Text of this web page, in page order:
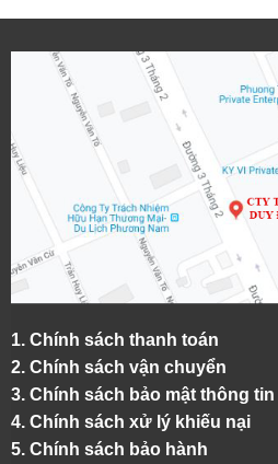
1. Chính sách thanh toán
2. Chính sách vận chuyển
3. Chính sách bảo mật thông tin
4. Chính sách xử lý khiếu nại
5. Chính sách bảo hành